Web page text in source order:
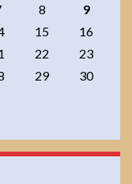
8
9
15
16
22
23
29
30